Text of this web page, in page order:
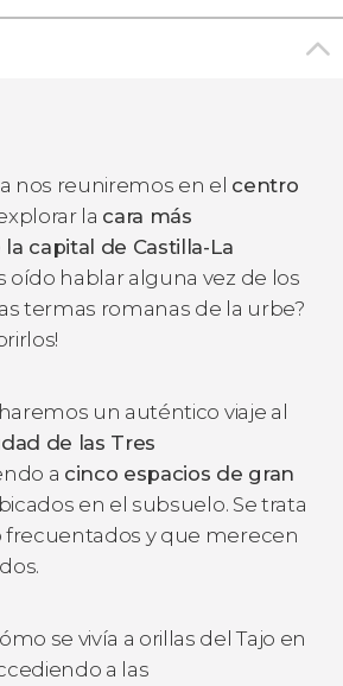
nos reuniremos en el centro
la cara más
capital de Castilla-La
oído hablar alguna vez de los
termas romanas de la urbe?
un auténtico viaje al
de las Tres
a cinco espacios de gran
en el subsuelo. Se trata
frecuentados y que merecen
se vivía a orillas del Tajo en
a las